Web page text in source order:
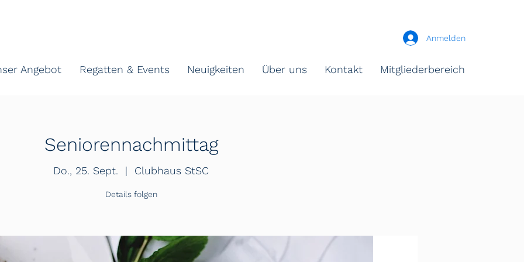
Anmelden
Angebot Regatten & Events Neuigkeiten Über uns Kontakt Mitgliederbereich
Seniorennachmittag
Do., 25. Sept.
  |
Clubhaus StSC
Details folgen